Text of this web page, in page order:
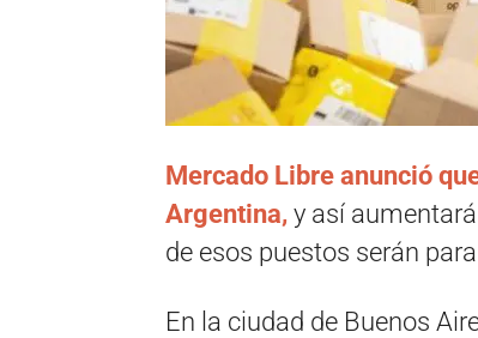
Mercado Libre anunció
Argentina, y así
de esos puestos serán
En la ciudad de Buenos